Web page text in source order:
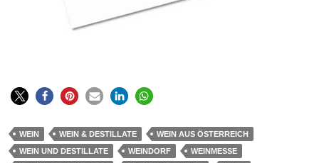
WEIN WEIN & DESTILLATE
WEIN AUS ÖSTERREICH
WEIN UND DESTILLATE
WEINDORF
WEINMESSE